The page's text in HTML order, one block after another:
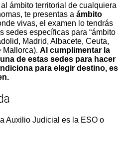
ámbito territorial de cualquiera
te presentas a ámbito
vivas, el examen lo tendrás
sedes específicas para “ámbito
Madrid, Albacete, Ceuta,
Mallorca). Al cumplimentar la
de estas sedes para hacer
para elegir destino, es
Auxilio Judicial es la ESO o